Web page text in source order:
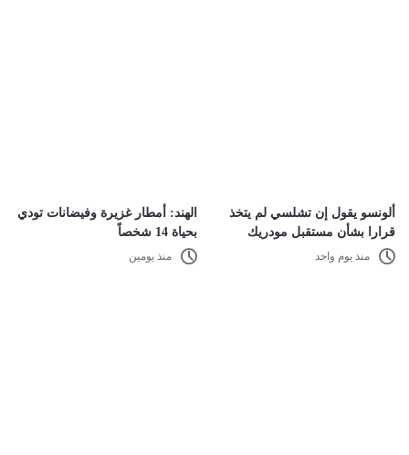
ألونسو يقول إن تشلسي لم يتخذ
قرارا بشأن مستقبل مودريك
منذ يوم واحد
الهند: أمطار غزيرة وفيضانات تودي
بحياة 14 شخصاً
منذ يومين